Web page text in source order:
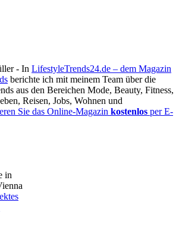
- In LifestyleTrends24.de – dem Magazin
berichte ich mit meinem Team über die
aus den Bereichen Mode, Beauty, Fitness,
Reisen, Jobs, Wohnen und
Sie das Online-Magazin kostenlos per E-